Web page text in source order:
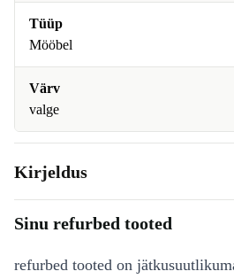
Tüüp
Mööbel
Värv
valge
Kirjeldus
Sinu refurbed tooted
refurbed tooted on